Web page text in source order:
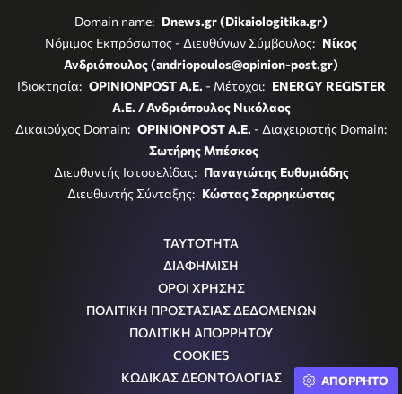
Domain name: Dnews.gr (Dikaiologitika.gr)
Νόμιμος Εκπρόσωπος - Διευθύνων Σύμβουλος: Νίκος
Ανδριόπουλος (andriopoulos@opinion-post.gr)
Ιδιοκτησία: OPINIONPOST A.E. - Μέτοχοι: ENERGY REGISTER
Α.Ε. / Ανδριόπουλος Νικόλαος
Δικαιούχος Domain: OPINIONPOST A.E. - Διαχειριστής Domain:
Σωτήρης Μπέσκος
Διευθυντής Ιστοσελίδας: Παναγιώτης Ευθυμιάδης
Διευθυντής Σύνταξης: Κώστας Σαρρηκώστας
ΤΑΥΤΟΤΗΤΑ
ΔΙΑΦΗΜΙΣΗ
ΟΡΟΙ ΧΡΗΣΗΣ
ΠΟΛΙΤΙΚΗ ΠΡΟΣΤΑΣΙΑΣ ΔΕΔΟΜΕΝΩΝ
ΠΟΛΙΤΙΚΗ ΑΠΟΡΡΗΤΟΥ
COOKIES
ΚΩΔΙΚΑΣ ΔΕΟΝΤΟΛΟΓΙΑΣ
ΑΠΟΡΡΗΤΟ